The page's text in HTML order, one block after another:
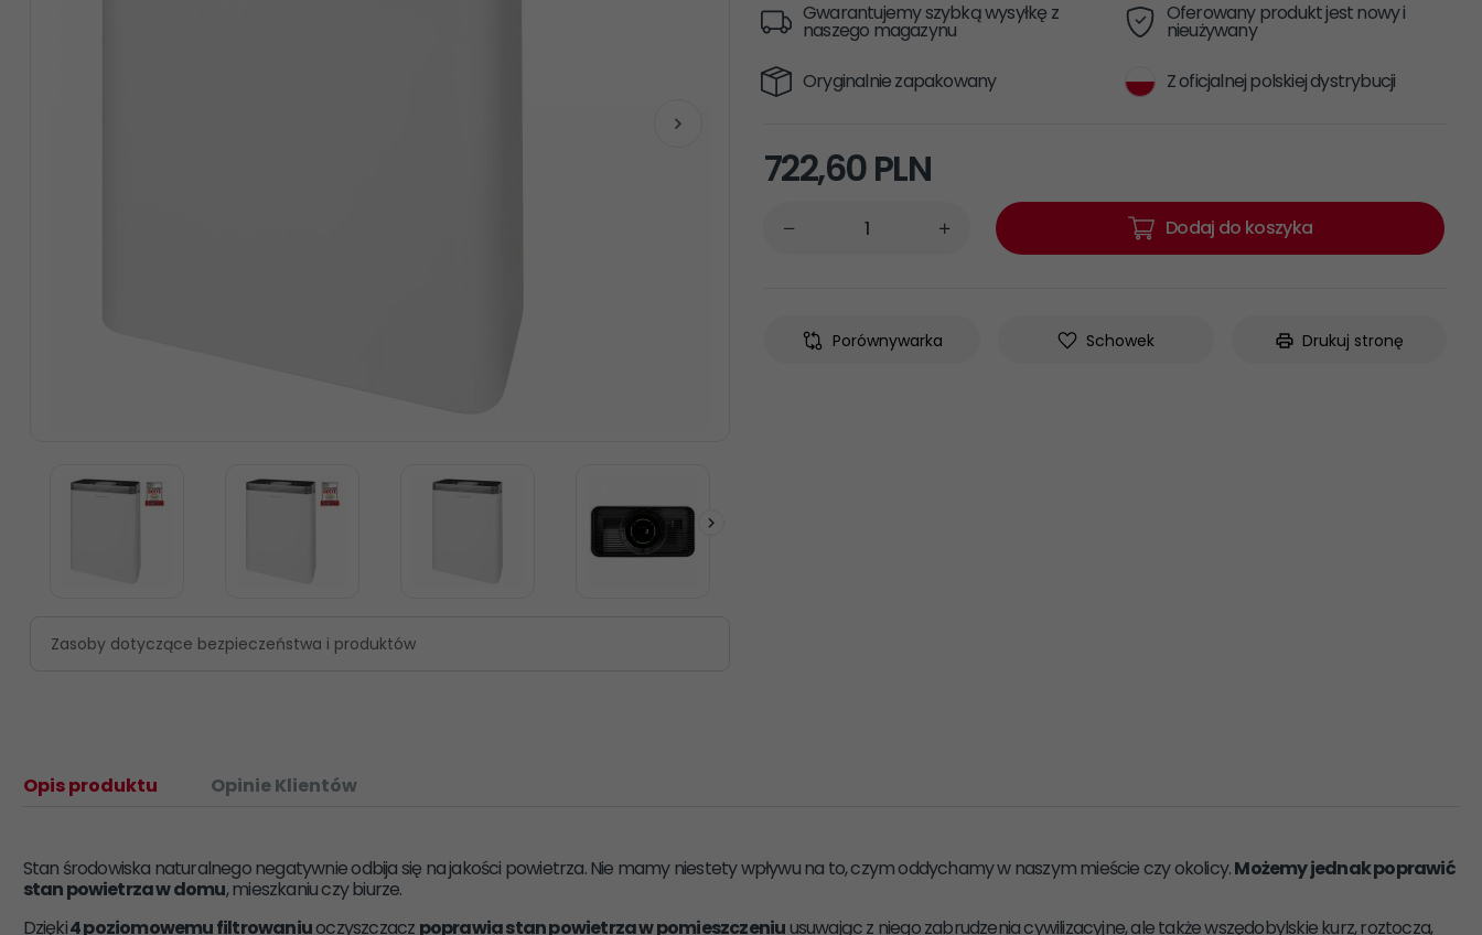
Zasoby dotyczące bezpieczeństwa i produktów
Gwarantujemy szybką wysyłkę z
naszego magazynu
Oferowany produkt jest nowy i
nieużywany
Oryginalnie zapakowany
Z oficjalnej polskiej dystrybucji
722,60PLN
Dodaj do koszyka
Porównywarka Schowek Drukuj stronę
Opis produktu Opinie Klientów
Stan środowiska naturalnego negatywnie odbija się na jakości powietrza. Nie mamy niestety wpływu na to, czym oddychamy w naszym mieście czy okolicy.Możemy jednak poprawić
stan powietrza w domu, mieszkaniu czy biurze.
Dzięki4 poziomowemu filtrowaniuoczyszczacz poprawia stan powietrza w pomieszczeniuusuwając z niego zabrudzenia cywilizacyjne, ale także wszędobylskie kurz, roztocza,